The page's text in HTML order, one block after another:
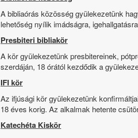
A bibliaórás közösség gyülekezetünk
lehetőség nyílik imádságra,
Presbiteri bibliakör
A kör gyülekezetünk presbitereinek,
szerdáján, 18 órától kezdődik a
IFI kör
Az ifjúsági kör gyülekezetünk
18 éves korig. Az alkalmak hetente
Katechéta Kiskör